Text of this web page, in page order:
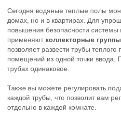
Сегодня водяные теплые полы
домах, но и в квартирах. Для
повышения безопасности системы
применяют коллекторные
позволяет развести трубы теплого
помещений из одной точки ввода.
трубах одинаковое.
Также вы можете регулировать
каждой трубы, что позволит вам
отдельно в каждой комнате.